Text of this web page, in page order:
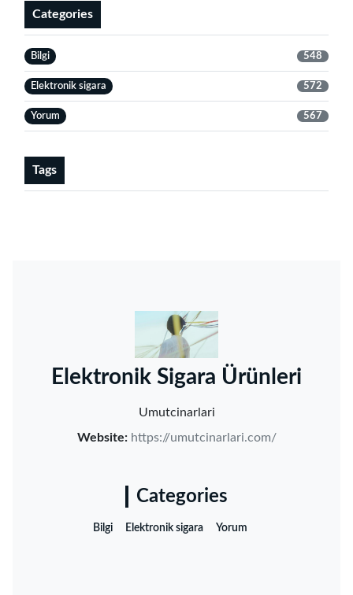
Categories
Bilgi 548
Elektronik sigara 572
Yorum 567
Tags
‌Elektronik Sigara Ürünleri‌
Umutcinarlari
Website: https://umutcinarlari.com/
Categories
Bilgi Elektronik sigara Yorum